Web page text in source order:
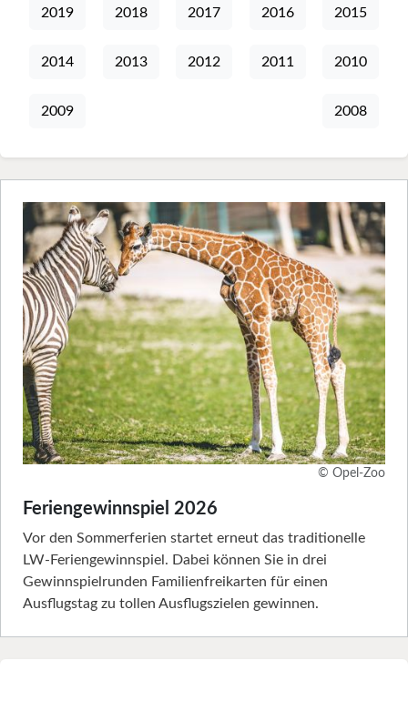
2019 2018 2017 2016 2015
2014 2013 2012 2011 2010
2009 2008
© Opel-Zoo
Feriengewinnspiel 2026
Vor den Sommerferien startet erneut das traditionelle
LW-Feriengewinnspiel. Dabei können Sie in drei
Gewinnspielrunden Familienfreikarten für einen
Ausflugstag zu tollen Ausflugszielen gewinnen.